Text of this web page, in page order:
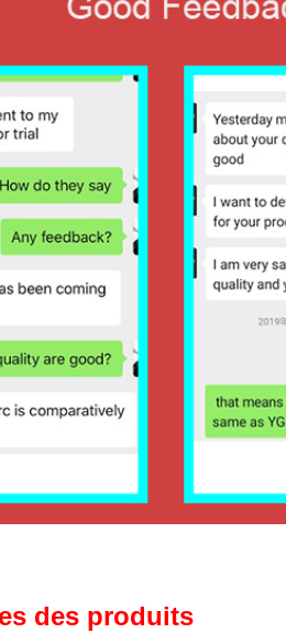
des produits